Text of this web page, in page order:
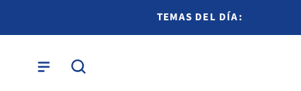
TEMAS DEL DÍA: